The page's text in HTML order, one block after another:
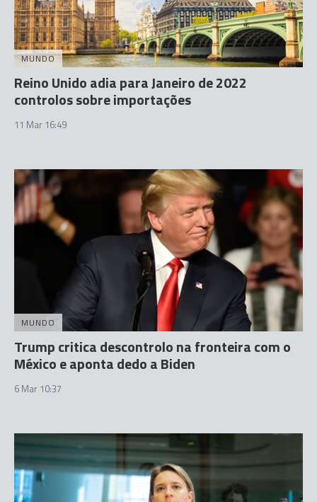
MUNDO
Reino Unido adia para Janeiro de 2022
controlos sobre importações
11 Mar 16:49
MUNDO
Trump critica descontrolo na fronteira com o
México e aponta dedo a Biden
6 Mar 10:37